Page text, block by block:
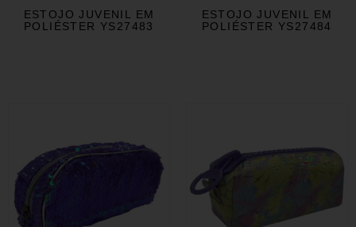
ESTOJO JUVENIL EM
POLIÉSTER YS27483
ESTOJO JUVENIL EM
POLIÉSTER YS27484